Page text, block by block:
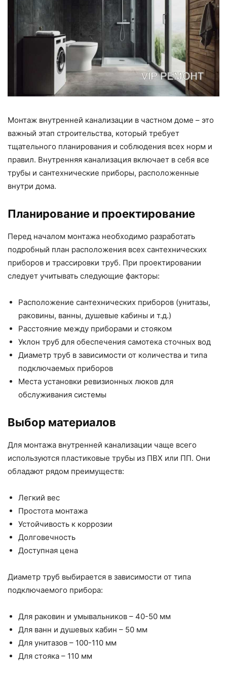
Монтаж внутренней канализации в частном доме – это
важный этап строительства, который требует
тщательного планирования и соблюдения всех норм и
правил. Внутренняя канализация включает в себя все
трубы и сантехнические приборы, расположенные
внутри дома.
Планирование и проектирование
Перед началом монтажа необходимо разработать
подробный план расположения всех сантехнических
приборов и трассировки труб. При проектировании
следует учитывать следующие факторы:
Расположение сантехнических приборов (унитазы,
раковины, ванны, душевые кабины и т.д.)
Расстояние между приборами и стояком
Уклон труб для обеспечения самотека сточных вод
Диаметр труб в зависимости от количества и типа
подключаемых приборов
Места установки ревизионных люков для
обслуживания системы
Выбор материалов
Для монтажа внутренней канализации чаще всего
используются пластиковые трубы из ПВХ или ПП. Они
обладают рядом преимуществ:
Легкий вес
Простота монтажа
Устойчивость к коррозии
Долговечность
Доступная цена
Диаметр труб выбирается в зависимости от типа
подключаемого прибора:
Для раковин и умывальников – 40-50 мм
Для ванн и душевых кабин – 50 мм
Для унитазов – 100-110 мм
Для стояка – 110 мм